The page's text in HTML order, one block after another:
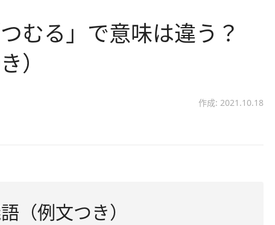
つむる」で意味は違う？
）
作成: 2021.10.18
（例文つき）